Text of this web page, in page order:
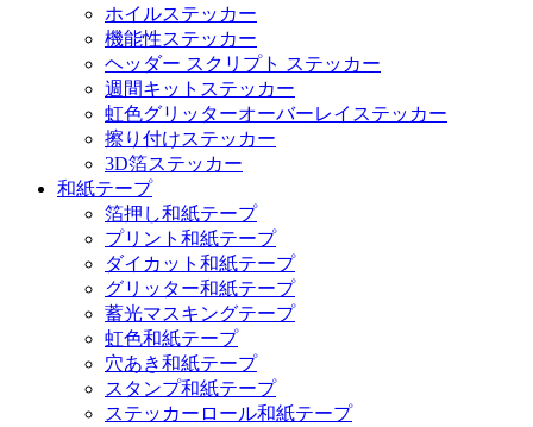
ホイルステッカー
機能性ステッカー
ヘッダー スクリプト ステッカー
週間キットステッカー
虹色グリッターオーバーレイステッカー
擦り付けステッカー
3D箔ステッカー
和紙テープ
箔押し和紙テープ
プリント和紙テープ
ダイカット和紙テープ
グリッター和紙テープ
蓄光マスキングテープ
虹色和紙テープ
穴あき和紙テープ
スタンプ和紙テープ
ステッカーロール和紙テープ